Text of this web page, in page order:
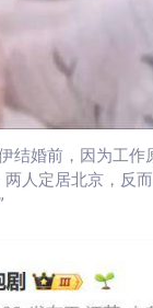
结婚前，因为工
人定居北京，反